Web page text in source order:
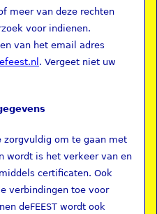
meer van deze rechten
voor indienen.
van het email adres
. Vergeet niet uw
zorgvuldig om te gaan met
wordt is het verkeer van en
certificaten. Ook
verbindingen toe voor
deFEEST wordt ook